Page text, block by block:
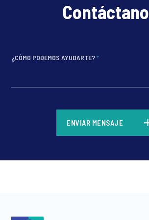
¿CÓMO PODEMOS AYUDARTE?*
ENVIAR MENSAJE